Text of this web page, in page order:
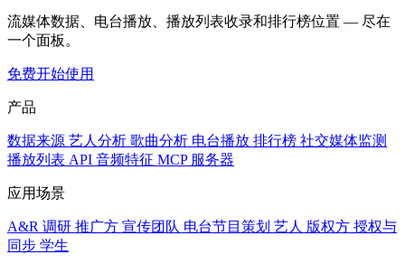
流媒体数据、电台播放、播放列表收录和排行榜位置 — 尽在
一个面板。
免费开始使用
产品
数据来源 艺人分析 歌曲分析 电台播放 排行榜 社交媒体监测
播放列表 API 音频特征 MCP 服务器
应用场景
A&R 调研 推广方 宣传团队 电台节目策划 艺人 版权方 授权与
同步 学生